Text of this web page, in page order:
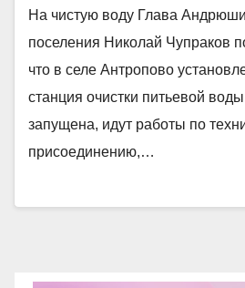
На чистую воду Глава
поселения Николай Чупраков
что в селе Антропово
станция очистки питьевой
запущена, идут работы по
присоединению,…